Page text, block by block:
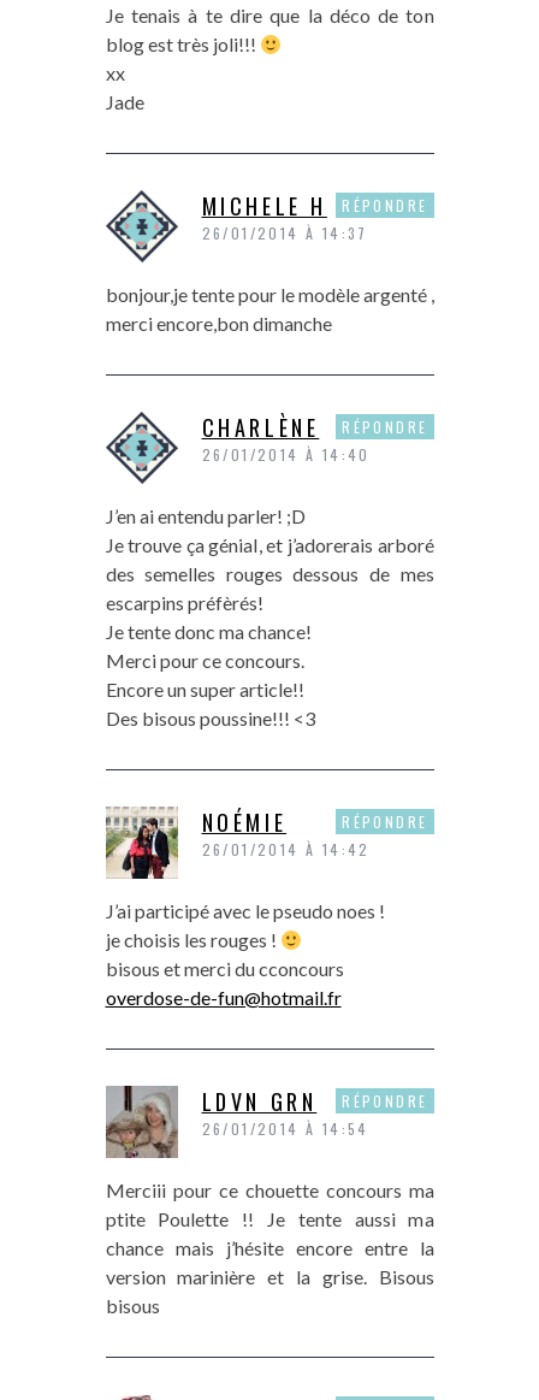
Je tenais à te dire que la déco de ton
blog est très joli!!!
xx
Jade
MICHELE H
26/01/2014 À 14:37
bonjour,je tente pour le modèle argenté ,
merci encore,bon dimanche
RÉPONDRE
CHARLÈNE
26/01/2014 À 14:40
J’en ai entendu parler! ;D
Je trouve ça génial, et j’adorerais arboré
des semelles rouges dessous de mes
escarpins préfèrés!
Je tente donc ma chance!
Merci pour ce concours.
Encore un super article!!
Des bisous poussine!!! <3
RÉPONDRE
NOÉMIE
26/01/2014 À 14:42
J’ai participé avec le pseudo noes !
je choisis les rouges !
bisous et merci du cconcours
overdose-de-fun@hotmail.fr
RÉPONDRE
LDVN GRN
26/01/2014 À 14:54
Merciii pour ce chouette concours ma
ptite Poulette !! Je tente aussi ma
chance mais j’hésite encore entre la
version marinière et la grise. Bisous
bisous
RÉPONDRE